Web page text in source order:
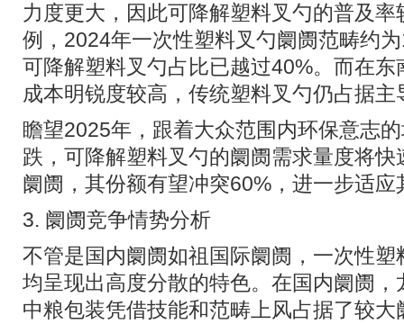
力度更大，因此可降解塑料叉勺的普及
例，2024年一次性塑料叉勺阛阓范畴约
可降解塑料叉勺占比已越过40%。而在
成本明锐度较高，传统塑料叉勺仍占据主
瞻望2025年，跟着大众范围内环保意志
跌，可降解塑料叉勺的阛阓需求量度将
阛阓，其份额有望冲突60%，进一步适应
3. 阛阓竞争情势分析
不管是国内阛阓如祖国际阛阓，一次性
均呈现出高度分散的特色。在国内阛阓
中粮包装凭借技能和范畴上风占据了较